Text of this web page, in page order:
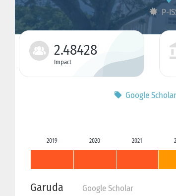
P-
2.48428
Impact
Google Scholar
2019 2020 2021
Garuda Google Scholar